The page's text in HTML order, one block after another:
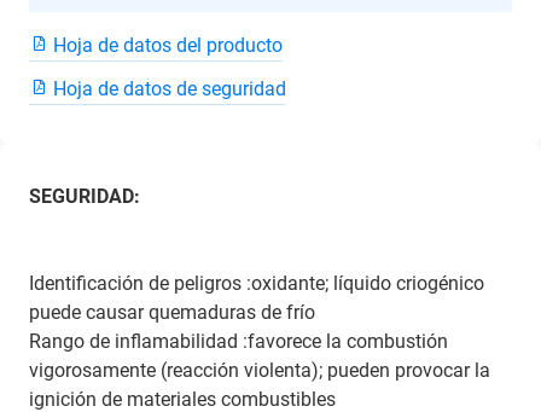
Hoja de datos del producto
Hoja de datos de seguridad
SEGURIDAD:
Identificación de peligros :oxidante; líquido criogénico
puede causar quemaduras de frío
Rango de inflamabilidad :favorece la combustión
vigorosamente (reacción violenta); pueden provocar la
ignición de materiales combustibles